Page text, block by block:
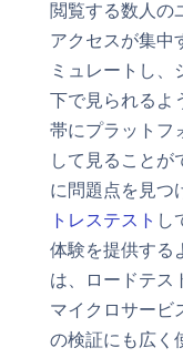
閲覧する数人の
アクセスが集中
ミュレートし、
下で見られるよ
帯にプラットフ
して見ることが
に問題点を見つ
トレステスト し
体験を提供する
は、ロードテス
マイクロサービ
の検証にも広く